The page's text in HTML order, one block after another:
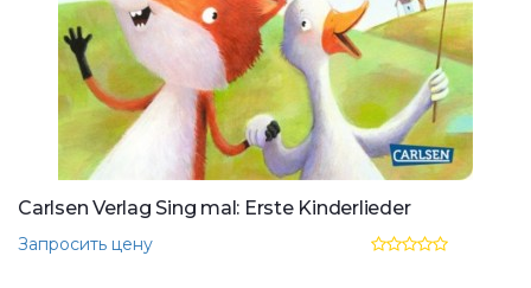
Carlsen Verlag Sing mal: Erste Kinderlieder
Запросить цену